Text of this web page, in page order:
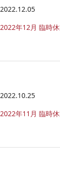
2022.12.05
2022年12月 臨時
2022.10.25
2022年11月 臨時